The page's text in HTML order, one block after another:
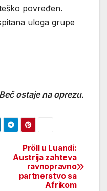
povređen.
uloga grupe
Beč ostaje na oprezu.
Pröll u Luandi:
Austrija zahteva
ravnopravno
partnerstvo sa
Afrikom